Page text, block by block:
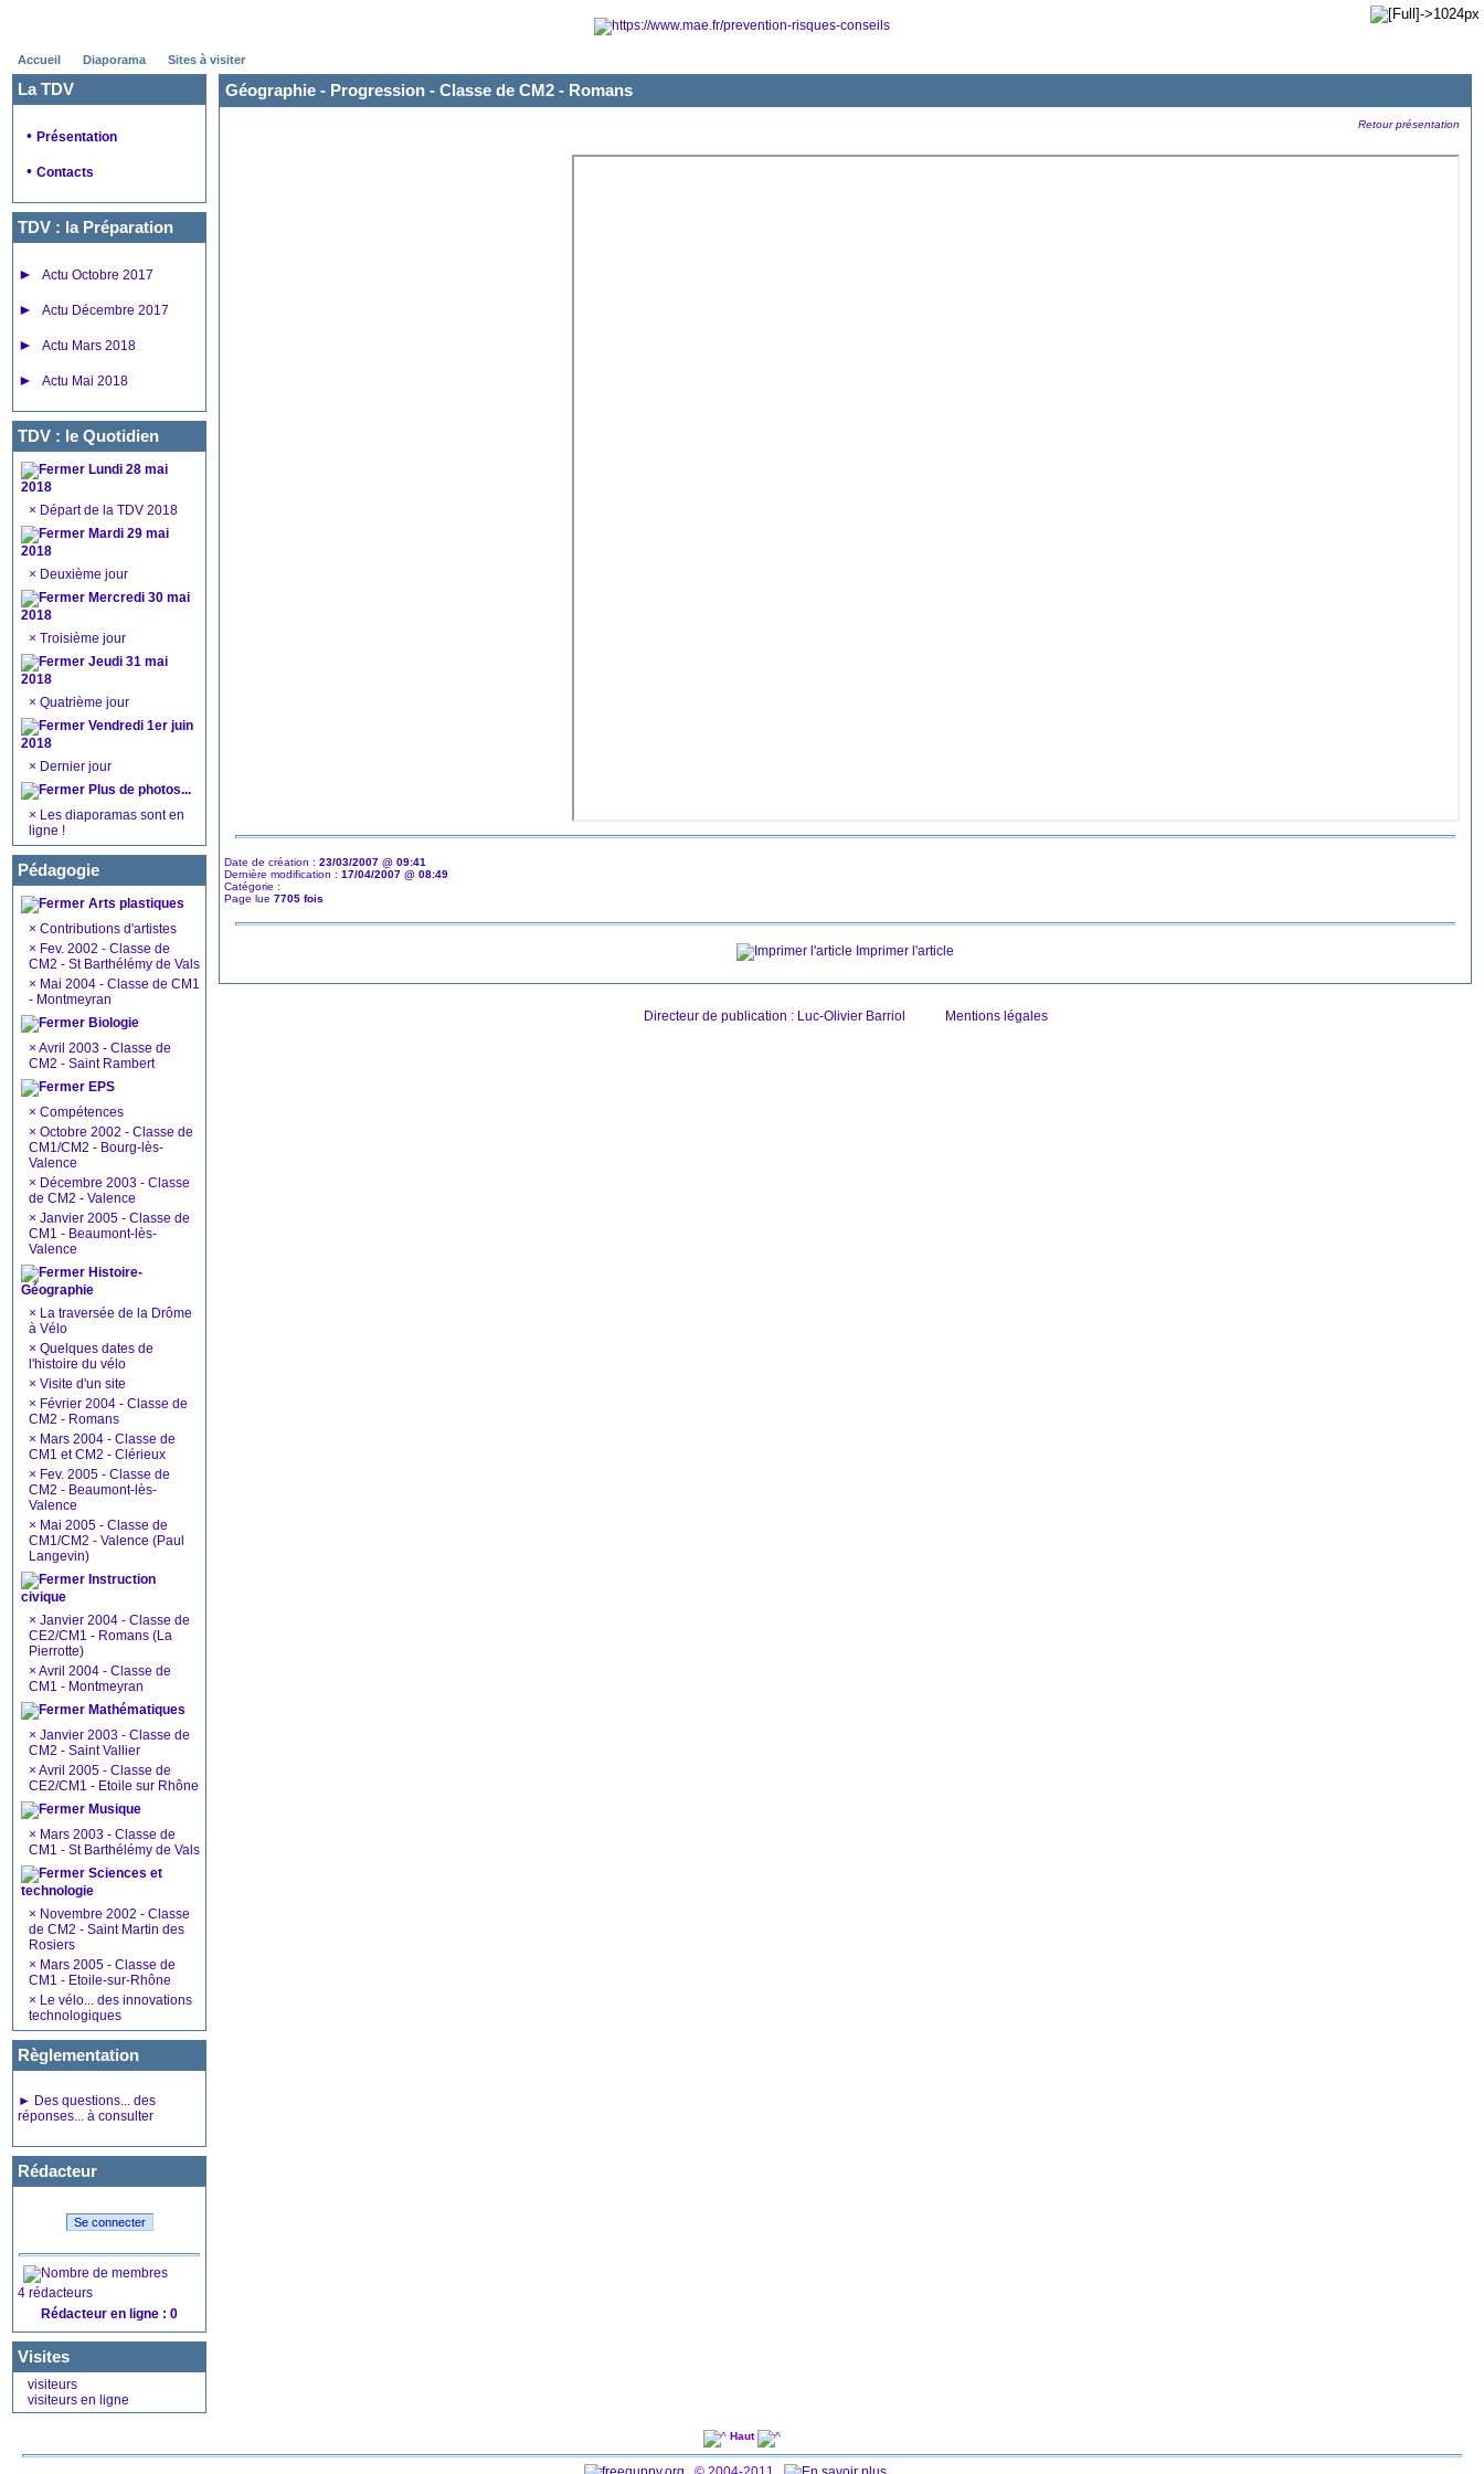
Accueil Diaporama Sites à visiter
La TDV
• Présentation
• Contacts
TDV : la Préparation
► Actu Octobre 2017
► Actu Décembre 2017
► Actu Mars 2018
► Actu Mai 2018
TDV : le Quotidien
Lundi 28 mai
2018
× Départ de la TDV 2018
Mardi 29 mai
2018
× Deuxième jour
Mercredi 30 mai
2018
× Troisième jour
Jeudi 31 mai
2018
× Quatrième jour
Vendredi 1er juin
2018
× Dernier jour
Plus de photos...
× Les diaporamas sont en
ligne !
Pédagogie
Arts plastiques
× Contributions d'artistes
× Fev. 2002 - Classe de
CM2 - St Barthélémy de Vals
× Mai 2004 - Classe de CM1
- Montmeyran
Biologie
× Avril 2003 - Classe de
CM2 - Saint Rambert
EPS
× Compétences
× Octobre 2002 - Classe de
CM1/CM2 - Bourg-lès-
Valence
× Décembre 2003 - Classe
de CM2 - Valence
× Janvier 2005 - Classe de
CM1 - Beaumont-lès-
Valence
Histoire-
Géographie
× La traversée de la Drôme
à Vélo
× Quelques dates de
l'histoire du vélo
× Visite d'un site
× Février 2004 - Classe de
CM2 - Romans
× Mars 2004 - Classe de
CM1 et CM2 - Clérieux
× Fev. 2005 - Classe de
CM2 - Beaumont-lès-
Valence
× Mai 2005 - Classe de
CM1/CM2 - Valence (Paul
Langevin)
Instruction
civique
× Janvier 2004 - Classe de
CE2/CM1 - Romans (La
Pierrotte)
× Avril 2004 - Classe de
CM1 - Montmeyran
Mathématiques
× Janvier 2003 - Classe de
CM2 - Saint Vallier
× Avril 2005 - Classe de
CE2/CM1 - Etoile sur Rhône
Musique
× Mars 2003 - Classe de
CM1 - St Barthélémy de Vals
Sciences et
technologie
× Novembre 2002 - Classe
de CM2 - Saint Martin des
Rosiers
× Mars 2005 - Classe de
CM1 - Etoile-sur-Rhône
× Le vélo... des innovations
technologiques
Règlementation
► Des questions... des
réponses... à consulter
Rédacteur
4 rédacteurs
Rédacteur en ligne : 0
Visites
visiteurs
visiteurs en ligne
Géographie - Progression - Classe de CM2 - Romans
Retour présentation
Date de création : 23/03/2007 @ 09:41
Dernière modification : 17/04/2007 @ 08:49
Catégorie :
Page lue 7705 fois
Imprimer l'article
Directeur de publication : Luc-Olivier Barriol Mentions légales
Haut